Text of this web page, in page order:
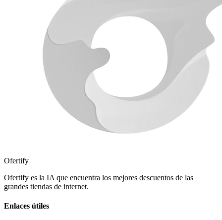
Ofertify
Ofertify es la IA que encuentra los mejores descuentos de las
grandes tiendas de internet.
Enlaces útiles